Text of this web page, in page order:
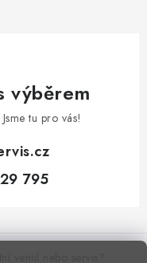
výběrem
tu pro vás!
795